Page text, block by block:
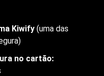
Kiwify(uma das
no cartão: